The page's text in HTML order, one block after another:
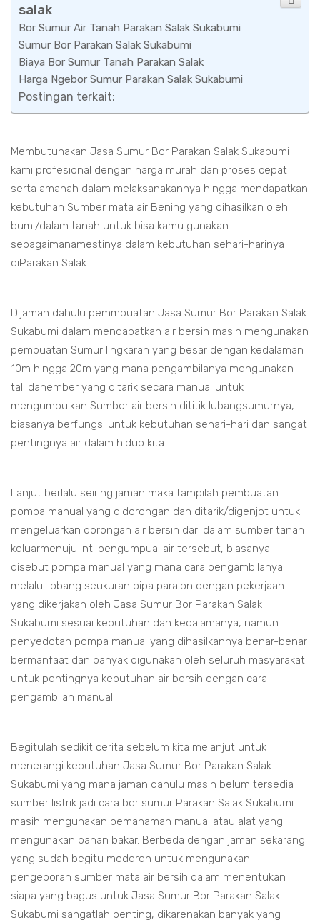
salak
Bor Sumur Air Tanah Parakan Salak Sukabumi
Sumur Bor Parakan Salak Sukabumi
Biaya Bor Sumur Tanah Parakan Salak
Harga Ngebor Sumur Parakan Salak Sukabumi
Postingan terkait:
Membutuhakan Jasa Sumur Bor Parakan Salak Sukabumi
kami profesional dengan harga murah dan proses cepat
serta amanah dalam melaksanakannya hingga mendapatkan
kebutuhan Sumber mata air Bening yang dihasilkan oleh
bumi/dalam tanah untuk bisa kamu gunakan
sebagaimanamestinya dalam kebutuhan sehari-harinya
diParakan Salak.
Dijaman dahulu pemmbuatan Jasa Sumur Bor Parakan Salak
Sukabumi dalam mendapatkan air bersih masih mengunakan
pembuatan Sumur lingkaran yang besar dengan kedalaman
10m hingga 20m yang mana pengambilanya mengunakan
tali danember yang ditarik secara manual untuk
mengumpulkan Sumber air bersih dititik lubangsumurnya,
biasanya berfungsi untuk kebutuhan sehari-hari dan sangat
pentingnya air dalam hidup kita.
Lanjut berlalu seiring jaman maka tampilah pembuatan
pompa manual yang didorongan dan ditarik/digenjot untuk
mengeluarkan dorongan air bersih dari dalam sumber tanah
keluarmenuju inti pengumpual air tersebut, biasanya
disebut pompa manual yang mana cara pengambilanya
melalui lobang seukuran pipa paralon dengan pekerjaan
yang dikerjakan oleh Jasa Sumur Bor Parakan Salak
Sukabumi sesuai kebutuhan dan kedalamanya, namun
penyedotan pompa manual yang dihasilkannya benar-benar
bermanfaat dan banyak digunakan oleh seluruh masyarakat
untuk pentingnya kebutuhan air bersih dengan cara
pengambilan manual.
Begitulah sedikit cerita sebelum kita melanjut untuk
menerangi kebutuhan Jasa Sumur Bor Parakan Salak
Sukabumi yang mana jaman dahulu masih belum tersedia
sumber listrik jadi cara bor sumur Parakan Salak Sukabumi
masih mengunakan pemahaman manual atau alat yang
mengunakan bahan bakar. Berbeda dengan jaman sekarang
yang sudah begitu moderen untuk mengunakan
pengeboran sumber mata air bersih dalam menentukan
siapa yang bagus untuk Jasa Sumur Bor Parakan Salak
Sukabumi sangatlah penting, dikarenakan banyak yang